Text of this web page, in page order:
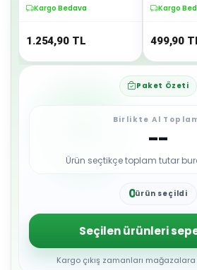
Kargo Bedava
1.254,90 TL
Kargo
499,90
Paket Özeti
Birlikte Al
--
Ürün seçtikçe toplam tutar
0
2
3
4
5
6
ürün seçildi
Seçilen ürünleri
Kargo çıkış zamanları